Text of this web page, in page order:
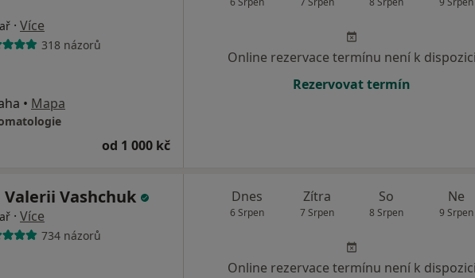
· Více
318 názorů
• Mapa
od 1 000 kč
Online rezervace termínu není k dispozici
Rezervovat termín
Valerii Vashchuk
· Více
734 názorů
Dnes
6 Srpen
Zítra
7 Srpen
So
8 Srpen
Ne
9 Srpen
Online rezervace termínu není k dispozici